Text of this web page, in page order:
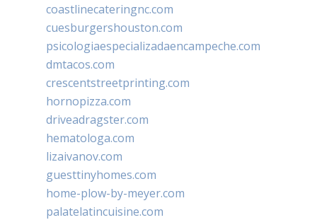
coastlinecateringnc.com
cuesburgershouston.com
psicologiaespecializadaencampeche.com
dmtacos.com
crescentstreetprinting.com
hornopizza.com
driveadragster.com
hematologa.com
lizaivanov.com
guesttinyhomes.com
home-plow-by-meyer.com
palatelatincuisine.com